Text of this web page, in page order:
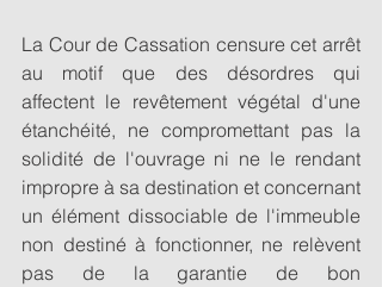
La Cour de Cassation censure cet arrêt
au motif que des désordres qui
affectent le revêtement végétal d'une
étanchéité, ne compromettant pas la
solidité de l'ouvrage ni ne le rendant
impropre à sa destination et concernant
un élément dissociable de l'immeuble
non destiné à fonctionner, ne relèvent
pas de la garantie de bon